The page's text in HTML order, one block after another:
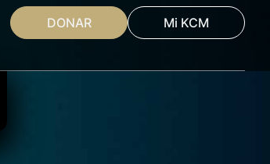
DONAR Mi KCM